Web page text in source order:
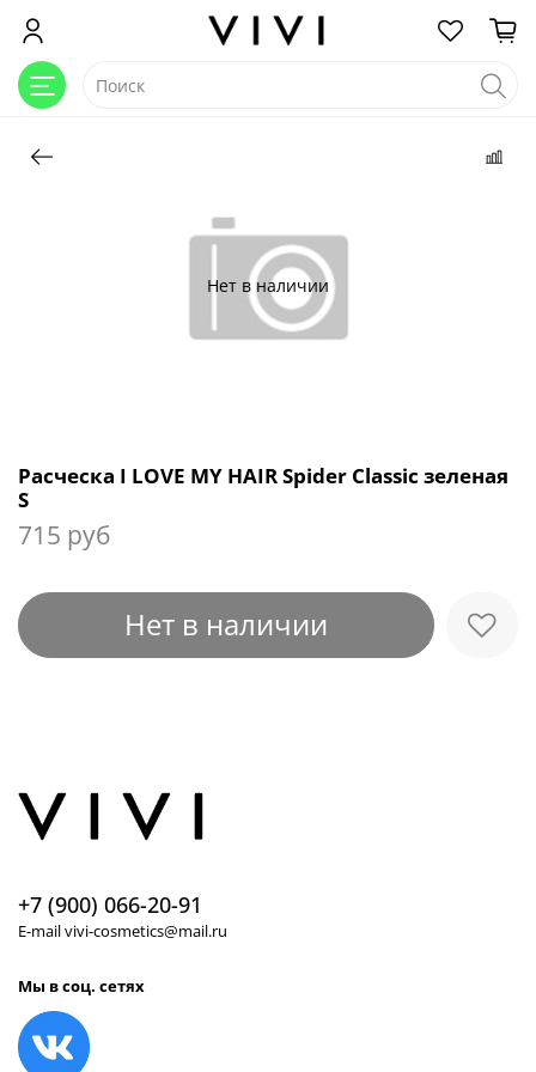
Нет в наличии
Расческа I LOVE MY HAIR Spider Classic зеленая
S
715 руб
Нет в наличии
+7 (900) 066-20-91
E-mail vivi-cosmetics@mail.ru
Мы в соц. сетях